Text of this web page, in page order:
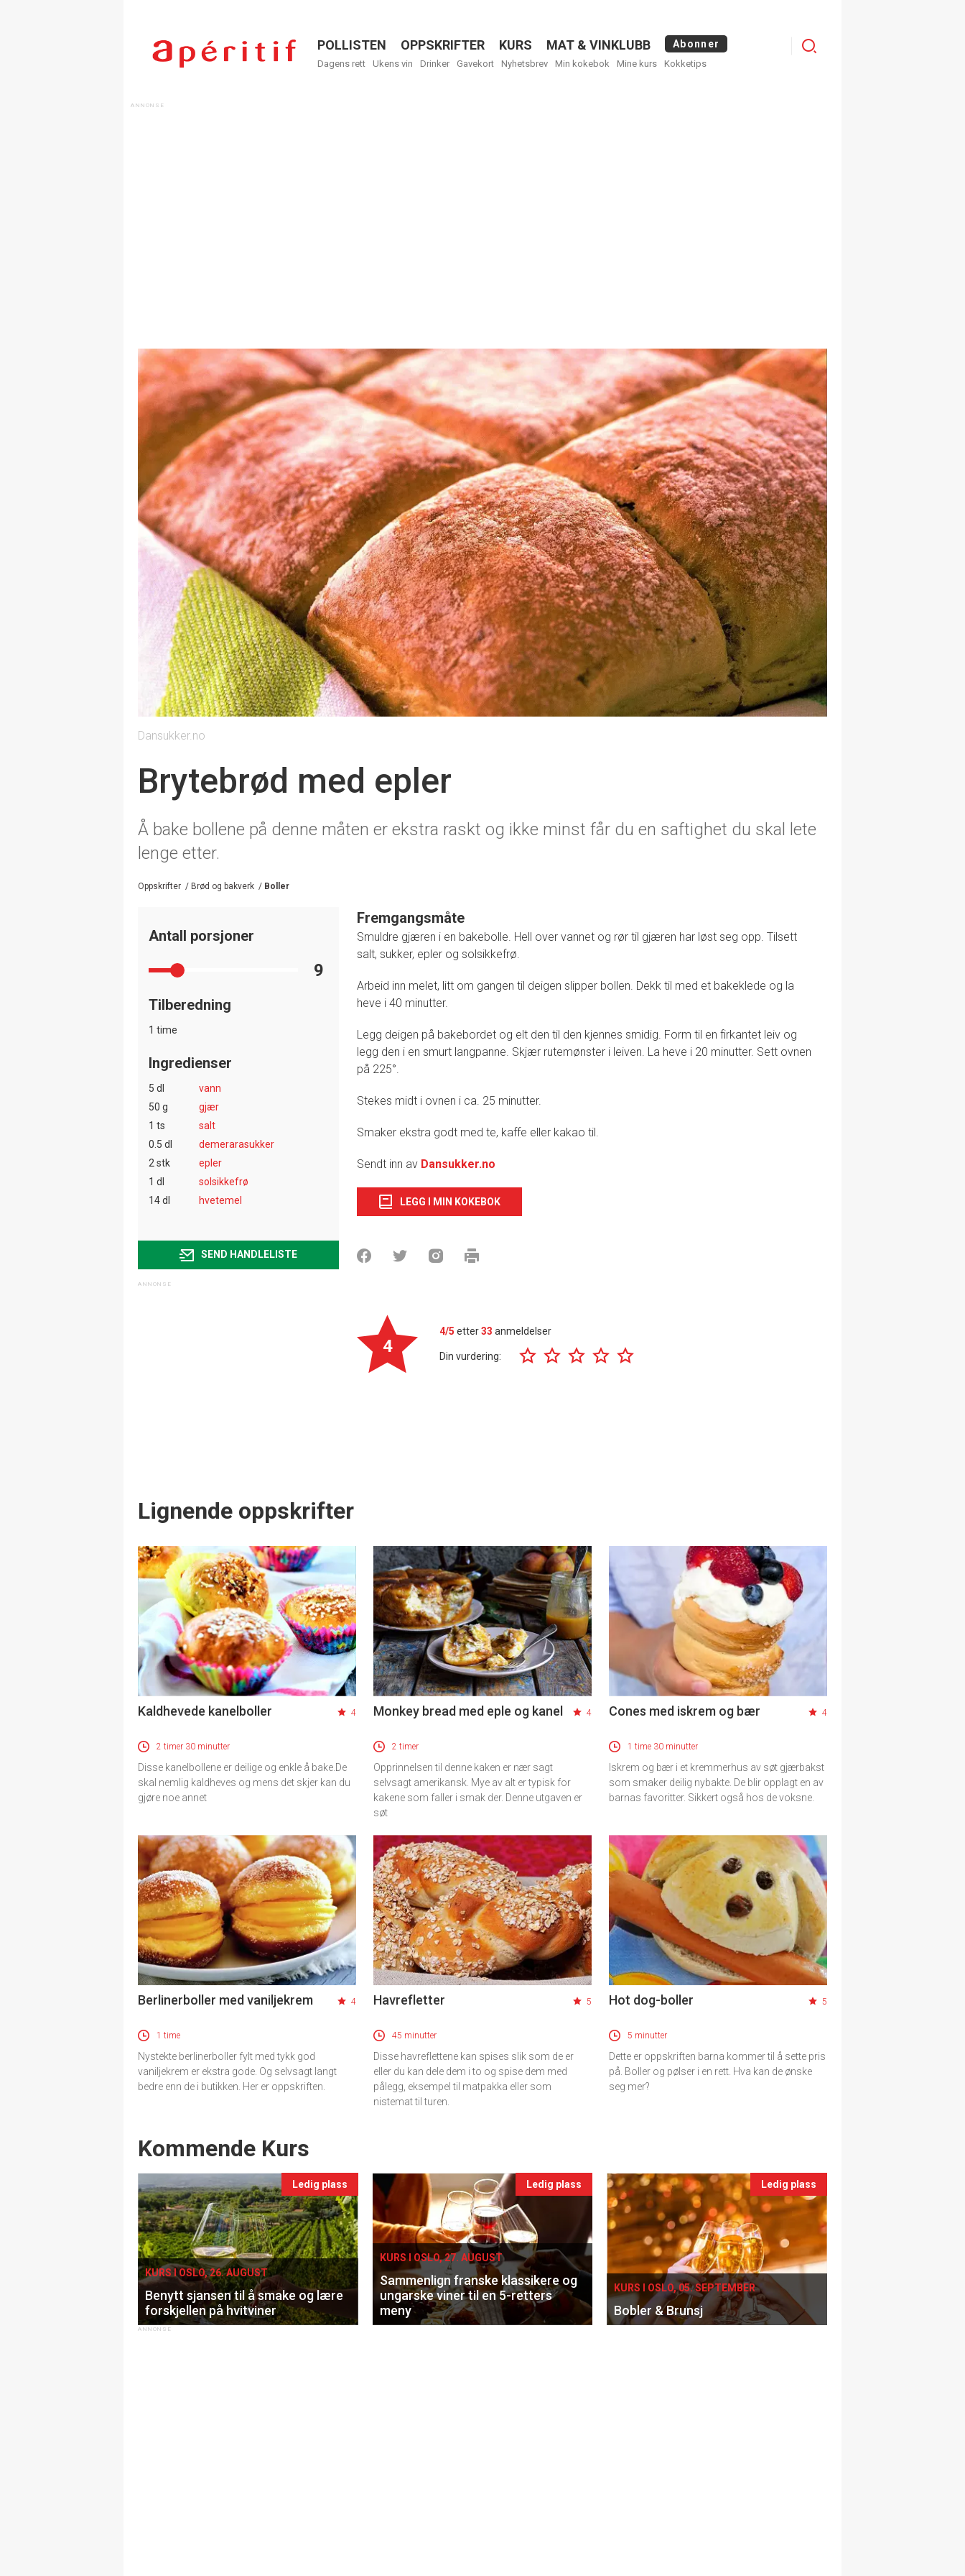
Menu
POLLISTEN OPPSKRIFTER KURS MAT & VINKLUBB Abonner
Dagens rett Ukens vin Drinker Gavekort Nyhetsbrev Min kokebok Mine kurs Kokketips
Logg
Dansukker.no
Brytebrød med epler
Å bake bollene på denne måten er ekstra raskt og ikke minst får du en saftighet du skal lete
lenge etter.
Oppskrifter / Brød og bakverk / Boller
Antall porsjoner
9
Tilberedning
1 time
Ingredienser
5 dl
vann
50 g
gjær
1 ts
salt
0.5 dl
demerarasukker
2 stk
epler
1 dl
solsikkefrø
14 dl
hvetemel
SEND HANDLELISTE
Fremgangsmåte
Smuldre gjæren i en bakebolle. Hell over vannet og rør til gjæren har løst seg opp. Tilsett
salt, sukker, epler og solsikkefrø.
Arbeid inn melet, litt om gangen til deigen slipper bollen. Dekk til med et bakeklede og la
heve i 40 minutter.
Legg deigen på bakebordet og elt den til den kjennes smidig. Form til en firkantet leiv og
legg den i en smurt langpanne. Skjær rutemønster i leiven. La heve i 20 minutter. Sett ovnen
på 225°.
Stekes midt i ovnen i ca. 25 minutter.
Smaker ekstra godt med te, kaffe eller kakao til.
Sendt inn av Dansukker.no
LEGG I MIN KOKEBOK
4
4/5 etter33 anmeldelser
Din vurdering:
Lignende oppskrifter
Kaldhevede kanelboller 4
2 timer 30 minutter
Disse kanelbollene er deilige og enkle å bake.De
skal nemlig kaldheves og mens det skjer kan du
gjøre noe annet
Monkey bread med eple og kanel 4
2 timer
Opprinnelsen til denne kaken er nær sagt
selvsagt amerikansk. Mye av alt er typisk for
kakene som faller i smak der. Denne utgaven er
søt
Cones med iskrem og bær 4
1 time 30 minutter
Iskrem og bær i et kremmerhus av søt gjærbakst
som smaker deilig nybakte. De blir opplagt en av
barnas favoritter. Sikkert også hos de voksne.
Berlinerboller med vaniljekrem 4
1 time
Nystekte berlinerboller fylt med tykk god
vaniljekrem er ekstra gode. Og selvsagt langt
bedre enn de i butikken. Her er oppskriften.
Havrefletter 5
45 minutter
Disse havreflettene kan spises slik som de er
eller du kan dele dem i to og spise dem med
pålegg, eksempel til matpakka eller som
nistemat til turen.
Hot dog-boller 5
5 minutter
Dette er oppskriften barna kommer til å sette pris
på. Boller og pølser i en rett. Hva kan de ønske
seg mer?
Events
Kommende Kurs
Ledig plass
KURS I OSLO, 26. AUGUST
Benytt sjansen til å smake og lære
forskjellen på hvitviner
Ledig plass
KURS I OSLO, 27. AUGUST
Sammenlign franske klassikere og
ungarske viner til en 5-retters
meny
Ledig plass
KURS I OSLO, 05. SEPTEMBER
Bobler & Brunsj